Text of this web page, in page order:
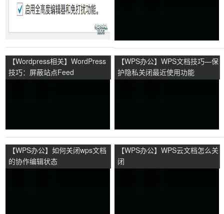
【Wordpress相关】WordPress
技巧：屏蔽站点Feed
【WPS办公】WPS文档技巧—保
护隐私关闭最近使用功能
【WPS办公】如何关闭wps文档
的协作编辑状态
【WPS办公】WPS云文档怎么关
闭